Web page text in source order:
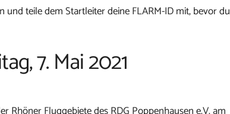
und teile dem Startleiter deine FLARM-ID mit, bevor du
7. Mai 2021